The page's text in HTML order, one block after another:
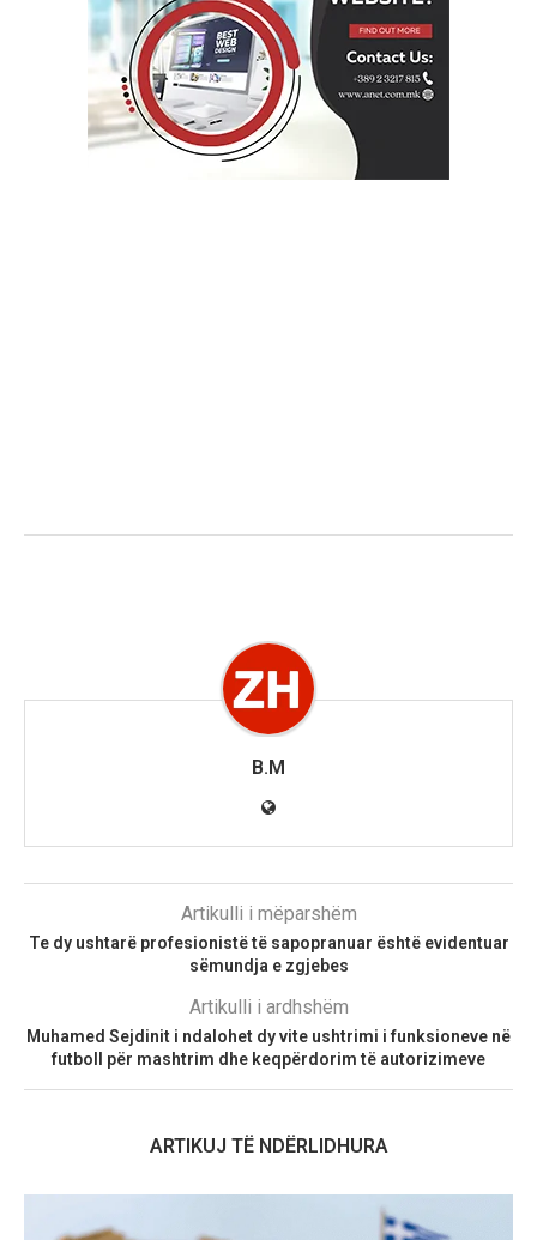
B.M
Artikulli i mëparshëm
Te dy ushtarë profesionistë të sapopranuar është evidentuar
sëmundja e zgjebes
Artikulli i ardhshëm
Muhamed Sejdinit i ndalohet dy vite ushtrimi i funksioneve në
futboll për mashtrim dhe keqpërdorim të autorizimeve
ARTIKUJ TË NDËRLIDHURA